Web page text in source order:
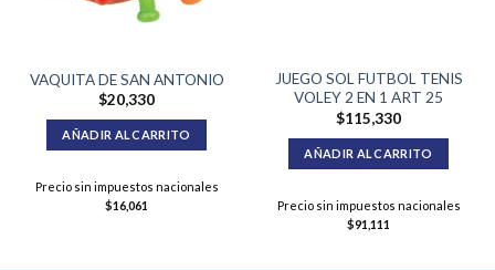
VAQUITA DE SAN ANTONIO
$20,330
AÑADIR AL CARRITO
Precio sin impuestos nacionales
$16,061
JUEGO SOL FUTBOL TENIS
VOLEY 2 EN 1 ART 25
$115,330
AÑADIR AL CARRITO
Precio sin impuestos nacionales
$91,111